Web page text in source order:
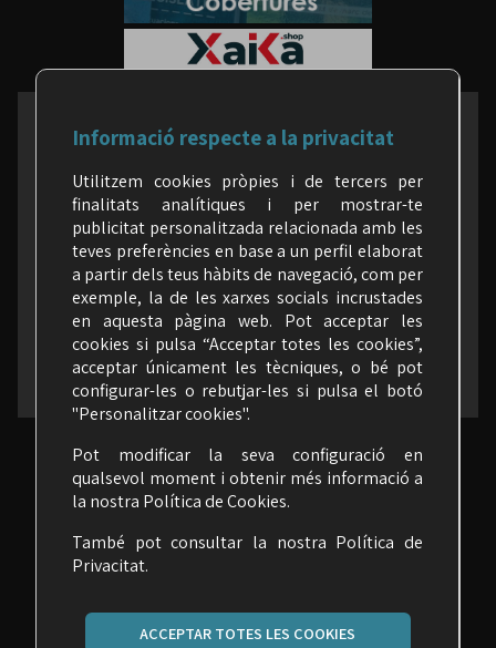
a les xarxes (segueix-nos)
Informació respecte a la privacitat
Utilitzem cookies pròpies i de tercers per
finalitats analítiques i per mostrar-te
publicitat personalitzada relacionada amb les
teves preferències en base a un perfil elaborat
a partir dels teus hàbits de navegació, com per
exemple, la de les xarxes socials incrustades
en aquesta pàgina web. Pot acceptar les
cookies si pulsa “Acceptar totes les cookies”,
acceptar únicament les tècniques, o bé pot
configurar-les o rebutjar-les si pulsa el botó
"Personalitzar cookies".
Pot modificar la seva configuració en
qualsevol moment i obtenir més informació a
la nostra Política de Cookies.
També pot consultar la nostra Política de
Privacitat.
ACCEPTAR TOTES LES COOKIES